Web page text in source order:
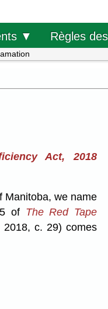
▼ Règles
Act, 2018
Manitoba, we name
of The Red Tape
c. 29) comes